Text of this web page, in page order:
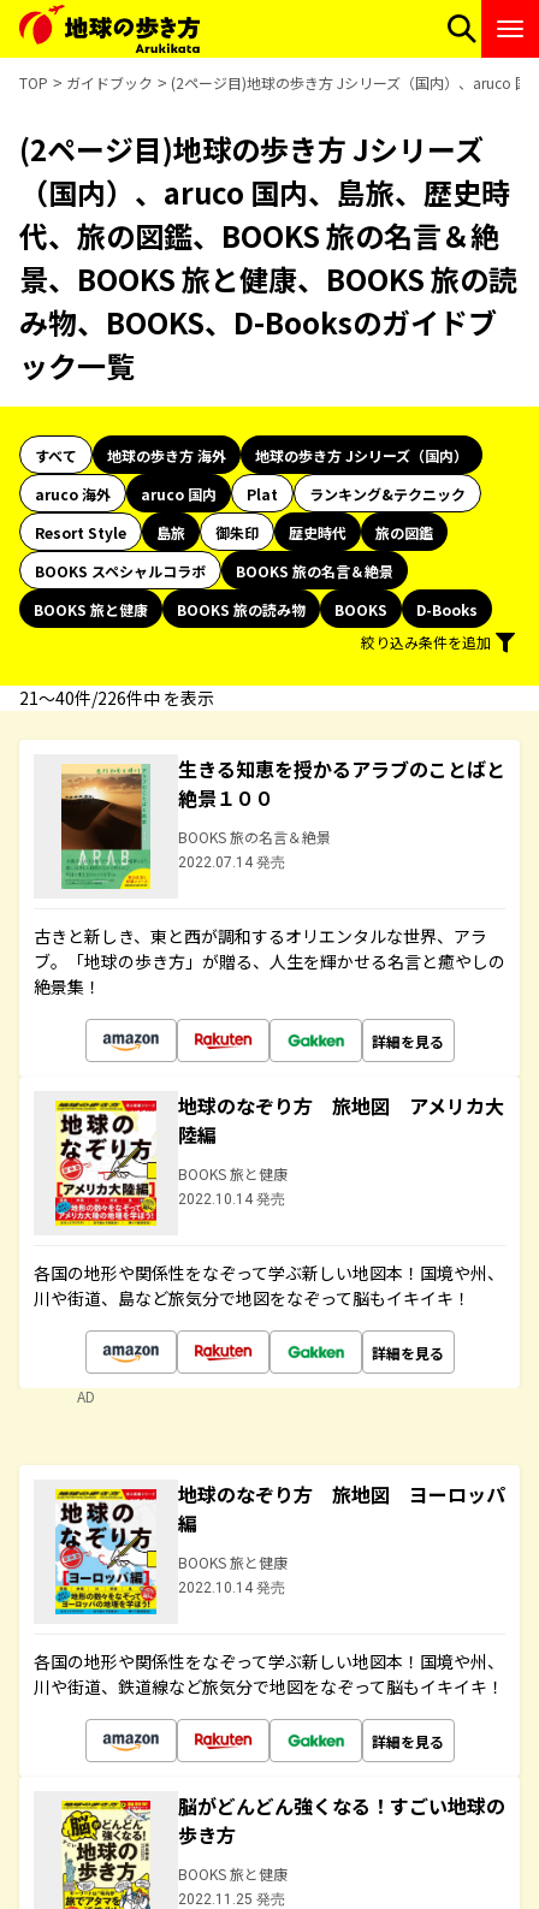
TOP ガイドブック (2ページ目)地球の歩き方 Jシリーズ（国内）、aruco 国
(2ページ目)地球の歩き方 Jシリーズ
（国内）、aruco 国内、島旅、歴史時
代、旅の図鑑、BOOKS 旅の名言＆絶
景、BOOKS 旅と健康、BOOKS 旅の読
み物、BOOKS、D-Booksのガイドブ
ック一覧
すべて 地球の歩き方 海外
地球の歩き方 Jシリーズ（国内）
aruco 海外
aruco 国内 Plat
ランキング&テクニック
Resort Style
島旅 御朱印 歴史時代
旅の図鑑
BOOKS スペシャルコラボ
BOOKS 旅の名言＆絶景
BOOKS 旅と健康
BOOKS 旅の読み物 BOOKS
D-Books
絞り込み条件を追加
21〜40件/226件中 を表示
生きる知恵を授かるアラブのことばと
絶景１００
BOOKS 旅の名言＆絶景
2022.07.14 発売
古きと新しき、東と西が調和するオリエンタルな世界、アラ
ブ。「地球の歩き方」が贈る、人生を輝かせる名言と癒やしの
絶景集！
詳細を見る
地球のなぞり方 旅地図 アメリカ大
陸編
BOOKS 旅と健康
2022.10.14 発売
各国の地形や関係性をなぞって学ぶ新しい地図本！国境や州、
川や街道、島など旅気分で地図をなぞって脳もイキイキ！
詳細を見る
AD
地球のなぞり方 旅地図 ヨーロッパ
編
BOOKS 旅と健康
2022.10.14 発売
各国の地形や関係性をなぞって学ぶ新しい地図本！国境や州、
川や街道、鉄道線など旅気分で地図をなぞって脳もイキイキ！
詳細を見る
脳がどんどん強くなる！すごい地球の
歩き方
BOOKS 旅と健康
2022.11.25 発売